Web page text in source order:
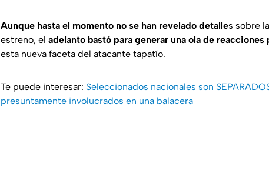
Aunque hasta el momento no se han revelado detalles sobre
estreno, el adelanto bastó para generar una ola de
esta nueva faceta del atacante tapatío.
Te puede interesar: Seleccionados nacionales son
presuntamente involucrados en una balacera